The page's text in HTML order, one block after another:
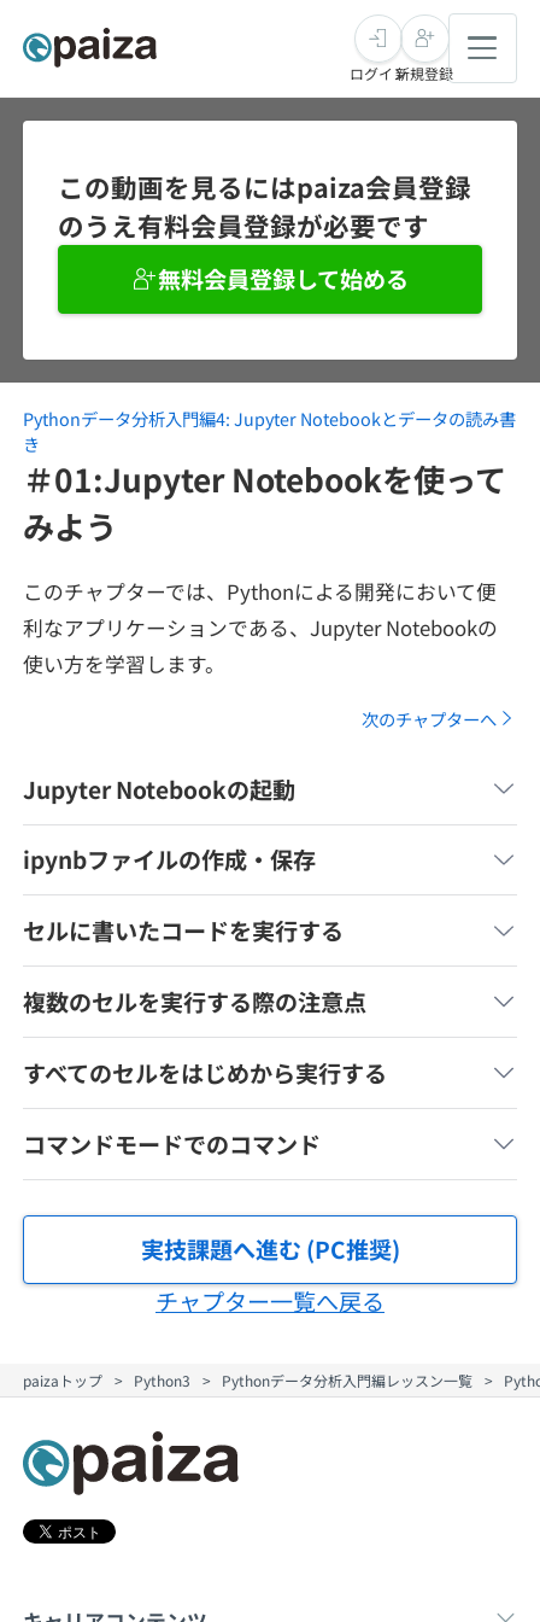
求人検索
インタビュー
転職成功ガイド
転職エージェント
未経験転職
インタビュー
転職成功ガイド
本選考
インターン
新卒エージェント
イベント・セミナー
就活成功ガイド
学習
講座一覧
問題集
ナレッジ
プラン
個人向けプラン
法人向けプラン
学校向けプラン
契約内容・クーポン
スキルチェック
プログラミング言語
評価結果一覧
ゲーム・マンガ
Tech Team Journal
paizaとは？
ログイン新規登録
この動画を見るにはpaiza会員登録
のうえ有料会員登録が必要です
無料会員登録して始める
Pythonデータ分析入門編4: Jupyter Notebookとデータの読み書
き
＃01:Jupyter Notebookを使って
みよう
このチャプターでは、Pythonによる開発において便
利なアプリケーションである、Jupyter Notebookの
使い方を学習します。
次のチャプターへ
Jupyter Notebookの起動
ipynbファイルの作成・保存
セルに書いたコードを実行する
複数のセルを実行する際の注意点
すべてのセルをはじめから実行する
コマンドモードでのコマンド
実技課題へ進む (PC推奨)
チャプター一覧へ戻る
paizaトップ Python3 Pythonデータ分析入門編レッスン一覧